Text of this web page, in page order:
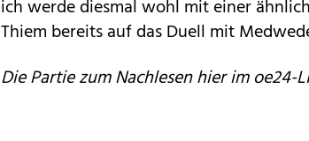
ich werde diesmal wohl mit einer
Thiem bereits auf das Duell mit
Die Partie zum Nachlesen hier im oe24-